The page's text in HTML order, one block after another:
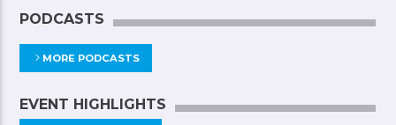
PODCASTS
MORE PODCASTS
EVENT HIGHLIGHTS